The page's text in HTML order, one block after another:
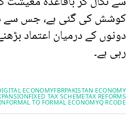
کوشش کی گئی ہے، جس سے
دونوں کے درمیان اعتماد
رہی ہے۔
PAKISTAN ECONOMY
FBR
ECONOMY
TAX REFORMS
FIXED TAX SCHEME
Q RCODE
TO FORMAL ECONOMY